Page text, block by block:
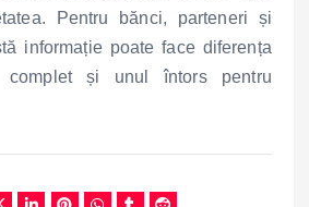
Pentru bănci, parteneri și
informație poate face diferența
și unul întors pentru